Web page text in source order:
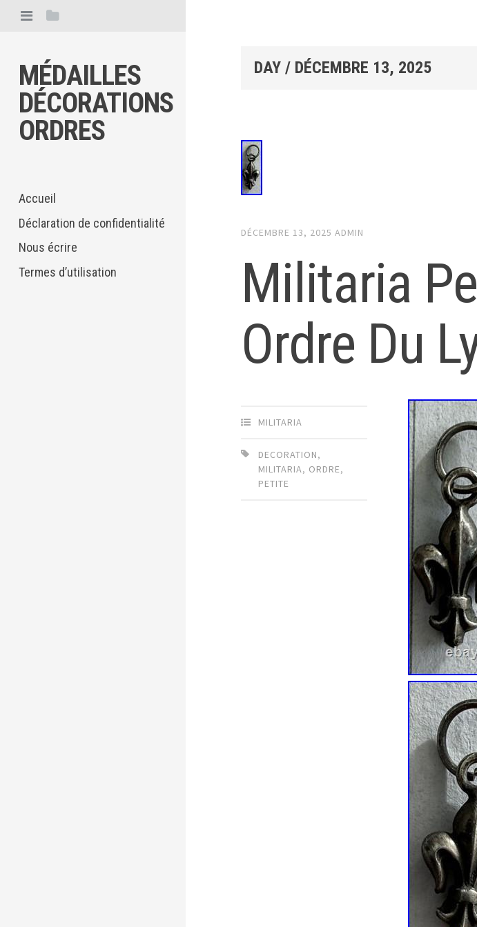
MÉDAILLES
DÉCORATIONS
ORDRES
Accueil
Déclaration de confidentialité
Nous écrire
Termes d’utilisation
DAY / DÉCEMBRE 13, 2025
DÉCEMBRE 13, 2025 ADMIN
Militaria
Ordre Du
MILITARIA
DECORATION,
MILITARIA, ORDRE,
PETITE